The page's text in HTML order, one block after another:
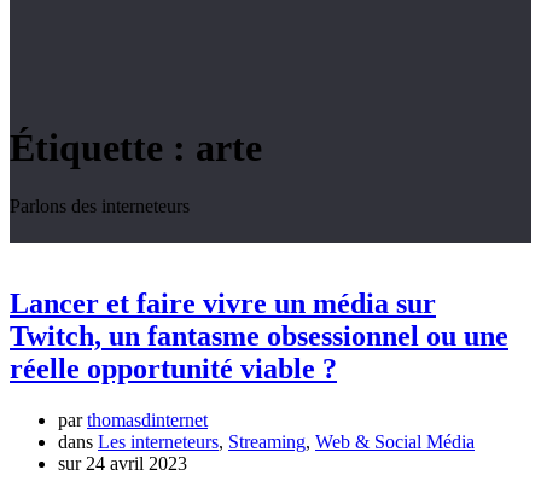
Étiquette : arte
Parlons des interneteurs
Lancer et faire vivre un média sur
Twitch, un fantasme obsessionnel ou une
réelle opportunité viable ?
parthomasdinternet
dans Les interneteurs, Streaming, Web & Social Média
sur 24 avril 2023